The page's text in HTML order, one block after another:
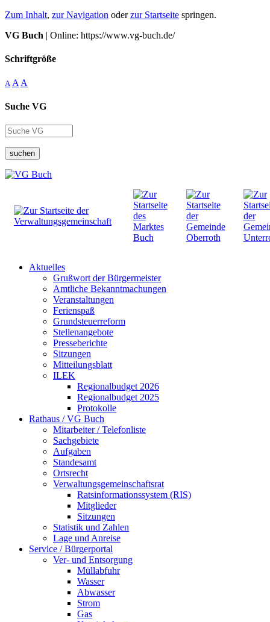
Zum Inhalt, zur Navigation oderzur Startseite springen.
VG Buch | Online: https://www.vg-buch.de/
Schriftgröße
A A A
Suche VG
suchen
Aktuelles
Grußwort der Bürgermeister
Amtliche Bekanntmachungen
Veranstaltungen
Ferienspaß
Grundsteuerreform
Stellenangebote
Presseberichte
Sitzungen
Mitteilungsblatt
ILEK
Regionalbudget 2026
Regionalbudget 2025
Protokolle
Rathaus / VG Buch
Mitarbeiter / Telefonliste
Sachgebiete
Aufgaben
Standesamt
Ortsrecht
Verwaltungsgemeinschaftsrat
Ratsinformationssystem (RIS)
Mitglieder
Sitzungen
Statistik und Zahlen
Lage und Anreise
Service / Bürgerportal
Ver- und Entsorgung
Müllabfuhr
Wasser
Abwasser
Strom
Gas